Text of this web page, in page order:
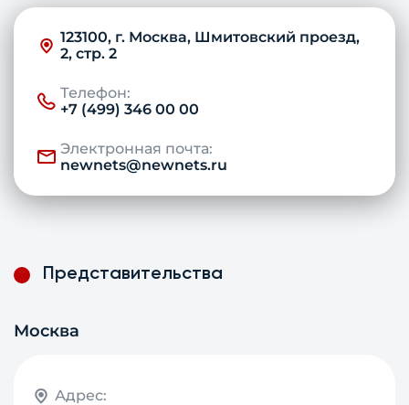
123100, г. Москва, Шмитовский проезд,
2, стр. 2
Телефон:
+7 (499) 346 00 00
Электронная почта:
newnets@newnets.ru
Представительства
Москва
Адрес: